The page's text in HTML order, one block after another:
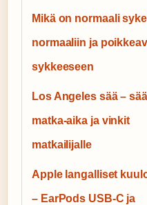
Mikä on normaali
normaaliin ja
sykkeeseen
Los Angeles sää –
matka-aika ja vinkit
matkailijalle
Apple langalliset
– EarPods USB-C ja